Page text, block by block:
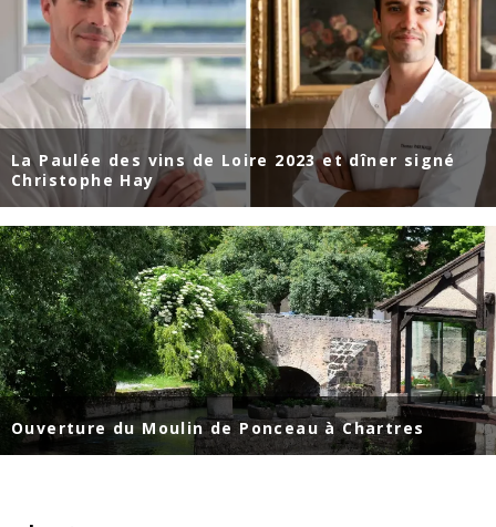
La Paulée des vins de Loire 2023 et dîner signé
Christophe Hay
Ouverture du Moulin de Ponceau à Chartres